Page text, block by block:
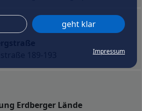
geht klar
Impressum
189-193
Erdberger Lände